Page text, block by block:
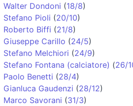
Walter Dondoni (18/8)
Stefano Pioli (20/10)
Roberto Biffi (21/8)
Giuseppe Carillo (24/5)
Stefano Melchiori (24/9)
Stefano Fontana (calciatore) (26/
Paolo Benetti (28/4)
Gianluca Gaudenzi (28/12)
Marco Savorani (31/3)